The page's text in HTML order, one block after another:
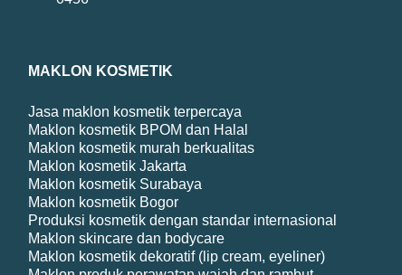
MAKLON KOSMETIK
Jasa maklon kosmetik terpercaya
Maklon kosmetik BPOM dan Halal
Maklon kosmetik murah berkualitas
Maklon kosmetik Jakarta
Maklon kosmetik Surabaya
Maklon kosmetik Bogor
Produksi kosmetik dengan standar internasional
Maklon skincare dan bodycare
Maklon kosmetik dekoratif (lip cream, eyeliner)